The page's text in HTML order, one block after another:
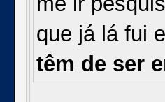
que já lá fui
têm de ser